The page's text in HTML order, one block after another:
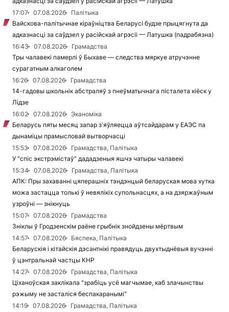
17:07
07.08.2026
Палітыка
Вайскова-палітычнае кіраўніцтва Беларусі будзе прыцягнута да
адказнасці за саўдзел у расійскай агрэсіі — Латушка (падрабязна)
16:43
07.08.2026
Грамадства
Тры чалавекі памерлі ў Быхаве — следства мяркуе атручэнне
сурагатным алкаголем
16:26
07.08.2026
Грамадства
14-гадовы школьнік абстраляў з пнеўматычнага пісталета кіёск у
Лідзе
16:02
07.08.2026
Эканоміка
Беларусь пяты месяц запар з'яўляецца аўтсайдарам у ЕАЭС па
дынаміцы прамысловай вытворчасці
15:53
07.08.2026
Грамадства, Палітыка
У "спіс экстрэмістаў" дададзеныя яшчэ чатыры чалавекі
15:34
07.08.2026
Грамадства, Палітыка
АПК: Пры захаванні цяперашніх тэндэнцый беларуская мова хутка
можа застацца толькі ў невялікіх супольнасцях, а на дзяржаўным
узроўні — знікнуць
15:07
07.08.2026
Грамадства
Зніклы ў Гродзенскім раёне грыбнік знойдзены мёртвым
14:57
07.08.2026
Бяспека, Палітыка
Беларускія і кітайскія дэсантнікі правядуць двухтыднёвыя вучэнні
ў цэнтральнай частцы КНР
14:27
07.08.2026
Грамадства, Палітыка
Ціханоўская заклікала "зрабіць усё магчымае, каб злачынствы
рэжыму не засталіся беспакаранымі"
14:19
07.08.2026
Грамадства, Палітыка